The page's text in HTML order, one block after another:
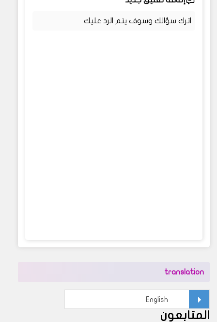
اترك سؤالك وسوف يتم الرد عليك
translation
المتابعون